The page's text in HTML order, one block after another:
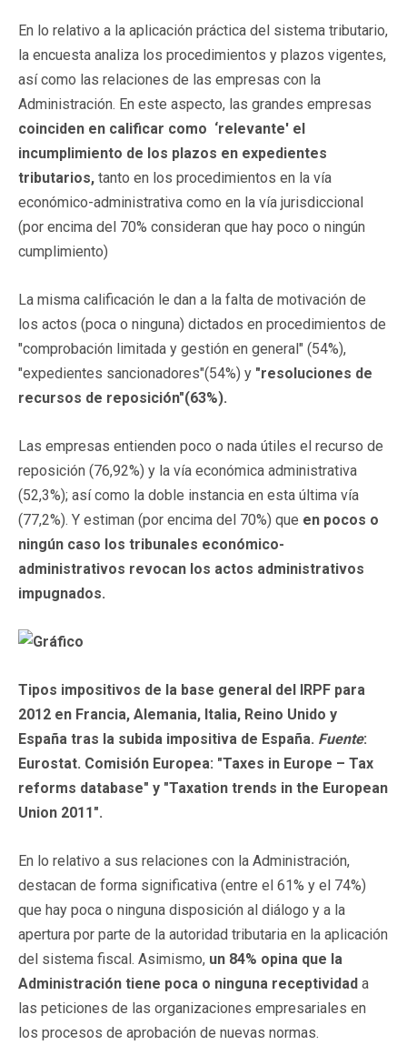
En lo relativo a la aplicación práctica del sistema tributario,
la encuesta analiza los procedimientos y plazos vigentes,
así como las relaciones de las empresas con la
Administración. En este aspecto, las grandes empresas
coinciden en calificar como ‘relevante' el
incumplimiento de los plazos en expedientes
tributarios, tanto en los procedimientos en la vía
económico-administrativa como en la vía jurisdiccional
(por encima del 70% consideran que hay poco o ningún
cumplimiento)
La misma calificación le dan a la falta de motivación de
los actos (poca o ninguna) dictados en procedimientos de
"comprobación limitada y gestión en general" (54%),
"expedientes sancionadores"(54%) y "resoluciones de
recursos de reposición"(63%).
Las empresas entienden poco o nada útiles el recurso de
reposición (76,92%) y la vía económica administrativa
(52,3%); así como la doble instancia en esta última vía
(77,2%). Y estiman (por encima del 70%) que en pocos o
ningún caso los tribunales económico-
administrativos revocan los actos administrativos
impugnados.
Tipos impositivos de la base general del IRPF para
2012 en Francia, Alemania, Italia, Reino Unido y
España tras la subida impositiva de España. Fuente:
Eurostat. Comisión Europea: "Taxes in Europe – Tax
reforms database" y "Taxation trends in the European
Union 2011".
En lo relativo a sus relaciones con la Administración,
destacan de forma significativa (entre el 61% y el 74%)
que hay poca o ninguna disposición al diálogo y a la
apertura por parte de la autoridad tributaria en la aplicación
del sistema fiscal. Asimismo, un 84% opina que la
Administración tiene poca o ninguna receptividad a
las peticiones de las organizaciones empresariales en
los procesos de aprobación de nuevas normas.